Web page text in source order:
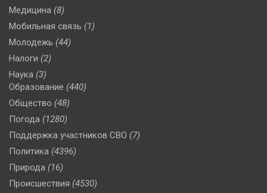
Медицина (8)
Мобильная связь (1)
Молодежь (44)
Налоги (2)
Наука (3)
Образование (440)
Общество (48)
Погода (1280)
Поддержка участников СВО (7)
Политика (4396)
Природа (16)
Происшествия (4530)